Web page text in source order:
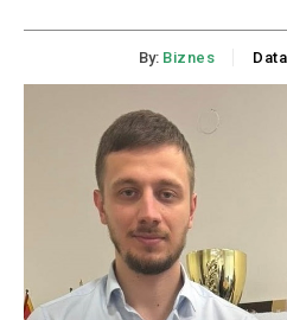
By: Biznes